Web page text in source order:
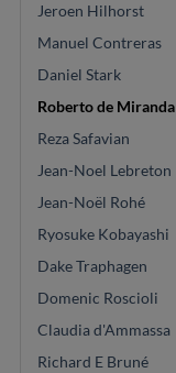
Jeroen Hilhorst
Manuel Contreras
Daniel Stark
Roberto de Miranda
Reza Safavian
Jean-Noel Lebreton
Jean-Noël Rohé
Ryosuke Kobayashi
Dake Traphagen
Domenic Roscioli
Claudia d'Ammassa
Richard E Bruné